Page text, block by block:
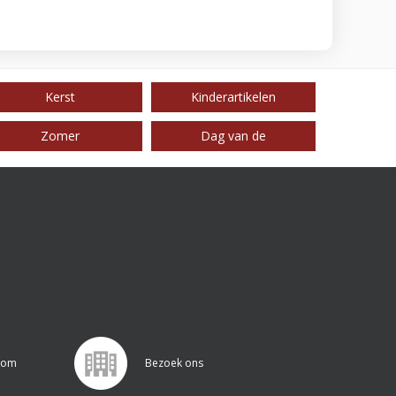
Kerst Kinderartikelen
Zomer Dag van de
Bezoek ons